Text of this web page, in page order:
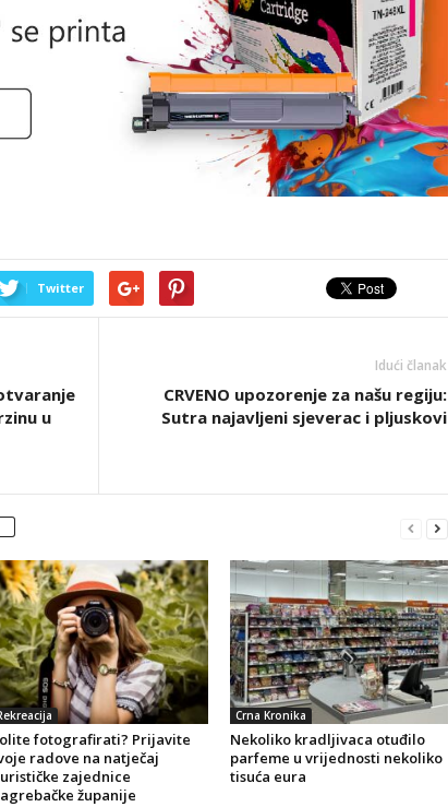
Twitter
u
Idući članak
CRVENO upozorenje za našu regiju:
Sutra najavljeni sjeverac i pljuskovi
fotografirati? Prijavite
radove na natječaj
zajednice
županije
Crna Kronika
Nekoliko kradljivaca otuđilo
parfeme u vrijednosti nekoliko
tisuća eura